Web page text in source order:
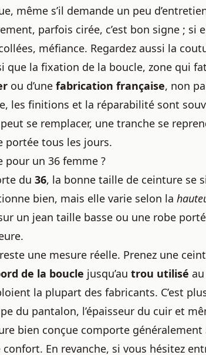
même s’il demande un peu
parfois cirée, c’est bon signe ; si
méfiance. Regardez aussi la
que la fixation de la boucle, zone qui
ou d’une fabrication française, non
les finitions et la réparabilité sont
se remplacer, une tranche se
portée tous les jours.
pour un 36 femme ?
du 36, la bonne taille de ceinture se
bien, mais elle varie selon la
un jean taille basse ou une robe
une mesure réelle. Prenez une
de la boucle jusqu’au trou utilisé
la plupart des fabricants. C’est
du pantalon, l’épaisseur du cuir et
bien conçue comporte généralement
En revanche, si vous hésitez